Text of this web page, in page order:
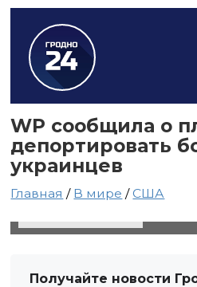
WP сообщила о
депортировать
украинцев
Главная / В мире /США
Получайте новости